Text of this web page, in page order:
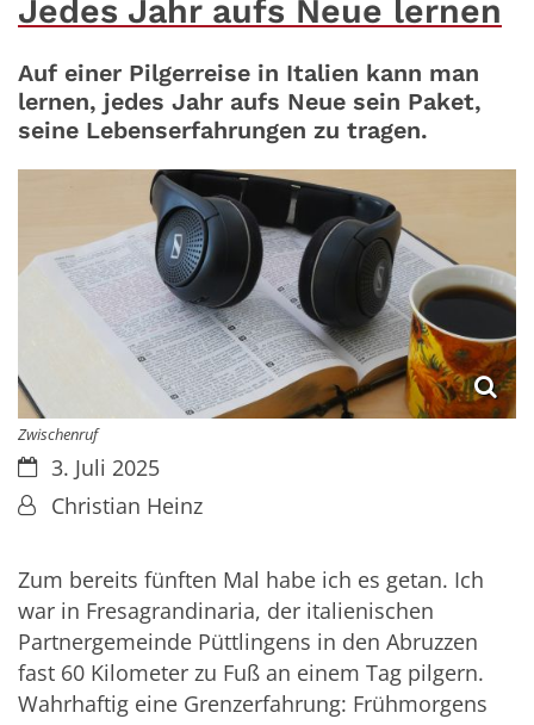
Jedes Jahr aufs Neue lernen
Auf einer Pilgerreise in Italien kann man
lernen, jedes Jahr aufs Neue sein Paket,
seine Lebenserfahrungen zu tragen.
Zwischenruf
Datum:
3. Juli 2025
Von:Christian Heinz
Zum bereits fünften Mal habe ich es getan. Ich
war in Fresagrandinaria, der italienischen
Partnergemeinde Püttlingens in den Abruzzen
fast 60 Kilometer zu Fuß an einem Tag pilgern.
Wahrhaftig eine Grenzerfahrung: Frühmorgens